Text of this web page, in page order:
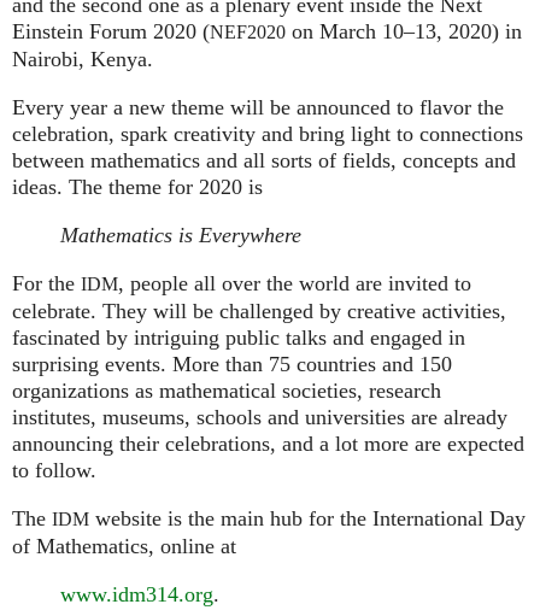
and the second one as a plenary event inside the Next
Einstein Forum 2020 (NEF2020 on March 10–13, 2020) in
Nairobi, Kenya.
Every year a new theme will be announced to flavor the
celebration, spark creativity and bring light to connections
between mathematics and all sorts of fields, concepts and
ideas. The theme for 2020 is
Mathematics is Everywhere
For the IDM, people all over the world are invited to
celebrate. They will be challenged by creative activities,
fascinated by intriguing public talks and engaged in
surprising events. More than 75 countries and 150
organizations as mathematical societies, research
institutes, museums, schools and universities are already
announcing their celebrations, and a lot more are expected
to follow.
The IDM website is the main hub for the International Day
of Mathematics, online at
www.idm314.org.